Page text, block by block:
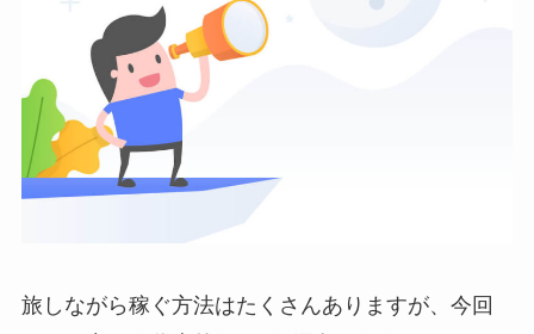
旅しながら稼ぐ方法はたくさんありますが、今回